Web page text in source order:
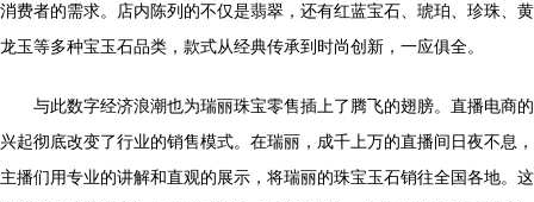
消费者的需求。店内陈列的不仅是翡翠，还有红蓝宝石、琥珀、珍珠、黄
龙玉等多种宝玉石品类，款式从经典传承到时尚创新，一应俱全。
与此数字经济浪潮也为瑞丽珠宝零售插上了腾飞的翅膀。直播电商的
兴起彻底改变了行业的销售模式。在瑞丽，成千上万的直播间日夜不息，
主播们用专业的讲解和直观的展示，将瑞丽的珠宝玉石销往全国各地。这